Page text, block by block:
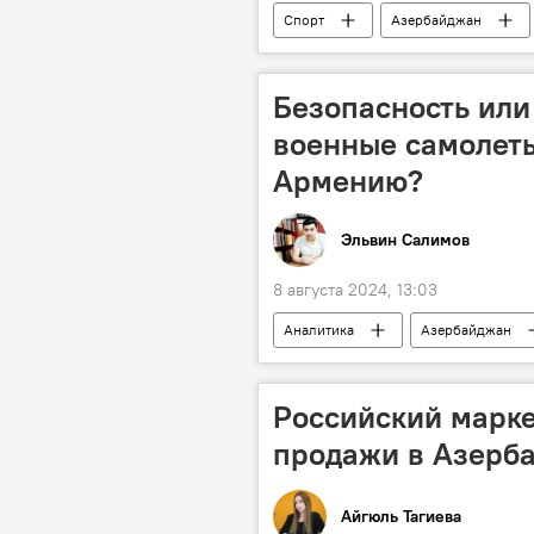
Спорт Азербайджан
Национальный паралимпийский
Безопасность
военные
Армению?
Эльвин Салимов
8 августа 2024, 13:03
Аналитика Азербайджан
США
Аэропорт
Российский
продажи в
Айгюль Тагиева